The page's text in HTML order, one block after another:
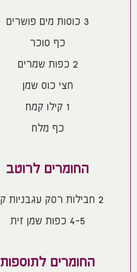
3 כוסות מים פושרים
כף סוכר
2 כפות שמרים
חצי כוס שמן
1 קילו קמח
כף מלח
החומרים לרוטב
2 חבילות רסק עגבניות קטן
4-5 כפות שמן זית
החומרים לתוספות